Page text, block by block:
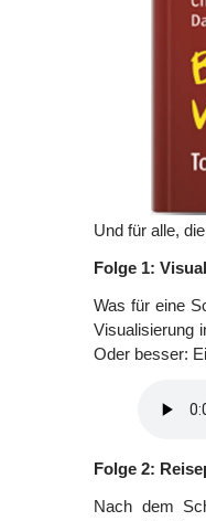
Und für alle,
Folge 1:
Was für eine
Visualisierung
Oder besser:
Folge 2:
Nach dem